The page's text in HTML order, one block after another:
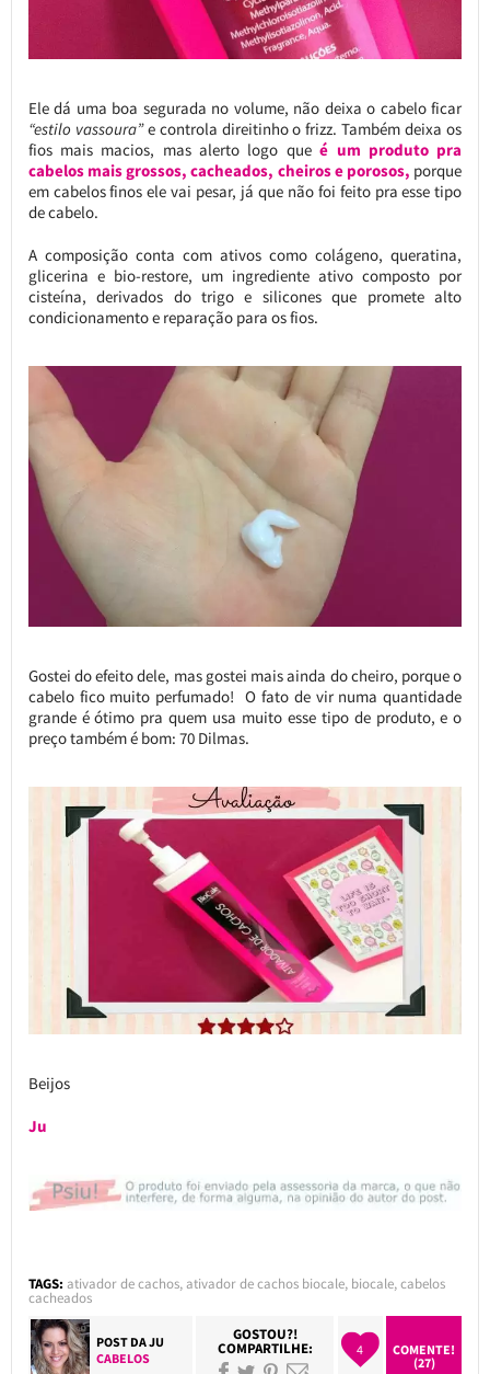
Ele dá uma boa segurada no volume, não deixa o cabelo ficar
“estilo vassoura”e controla direitinho o frizz. Também deixa os
fios mais macios, mas alerto logo queé um produto pra
cabelos mais grossos, cacheados, cheiros e porosos, porque
em cabelos finos ele vai pesar, já que não foi feito pra esse tipo
de cabelo.
A composição conta com ativos como colágeno, queratina,
glicerina e bio-restore, um ingrediente ativo composto por
cisteína, derivados do trigo e silicones que promete alto
condicionamento e reparação para os fios.
Gostei do efeito dele, mas gostei mais ainda do cheiro, porque o
cabelo fico muito perfumado! O fato de vir numa quantidade
grande é ótimo pra quem usa muito esse tipo de produto, e o
preço também é bom: 70 Dilmas.
Beijos
Ju
TAGS: ativador de cachos,ativador de cachos biocale, biocale,cabelos
cacheados
POST DAJU
CABELOS
GOSTOU?!
COMPARTILHE: 4
COMENTE!
(27)